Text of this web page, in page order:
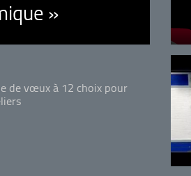
»
de vœux à 12 choix pour